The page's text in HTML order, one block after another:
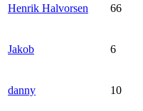
Henrik Halvorsen 66
Jakob 6
danny 10